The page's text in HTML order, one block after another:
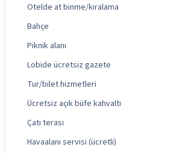
Otelde at binme/kiralama
Bahçe
Piknik alanı
Lobide ücretsiz gazete
Tur/bilet hizmetleri
Ücretsiz açık büfe kahvaltı
Çatı terası
Havaalanı servisi (ücretli)